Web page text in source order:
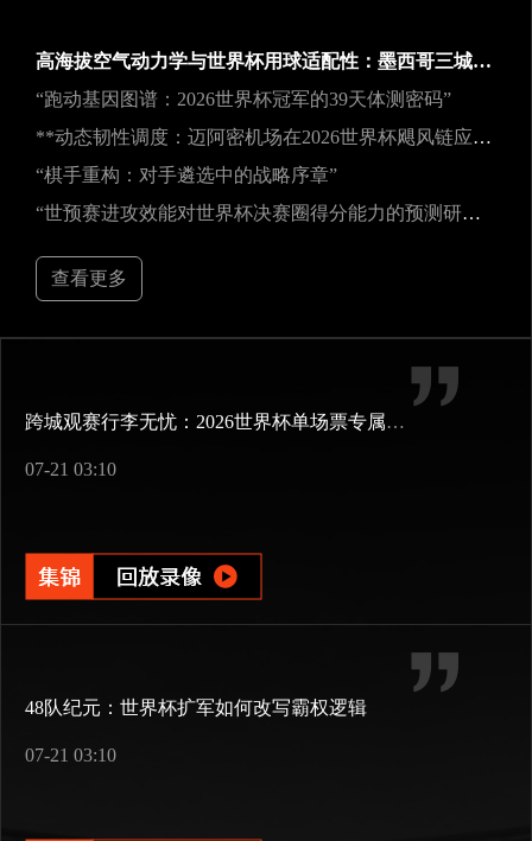
高海拔空气动力学与世界杯用球适配性：墨西哥三城实地验证研究
“跑动基因图谱：2026世界杯冠军的39天体测密码”
**动态韧性调度：迈阿密机场在2026世界杯飓风链应急中的中枢重构**
“棋手重构：对手遴选中的战略序章”
“世预赛进攻效能对世界杯决赛圈得分能力的预测研究——以2026年美加墨世界杯为例”
查看更多
跨城观赛行李无忧：2026世界杯单场票专属行李“门到门”跨城速达方案
07-21 03:10
48队纪元：世界杯扩军如何改写霸权逻辑
07-21 03:10